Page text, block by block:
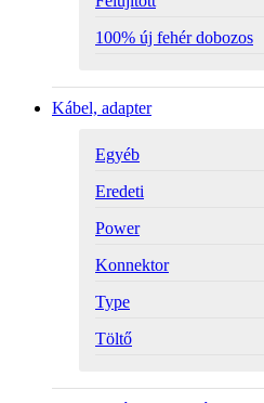
100% új fehér dobozos
Kábel, adapter
Egyéb
Eredeti
Power
Konnektor
Type
Töltő